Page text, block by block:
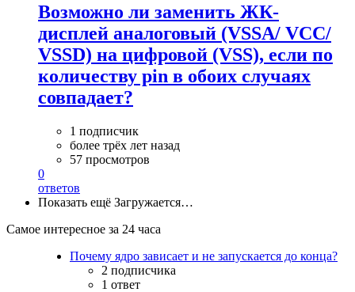
Возможно ли заменить ЖК-
дисплей аналоговый (VSSA/ VCC/
VSSD) на цифровой (VSS), если по
количеству pin в обоих случаях
совпадает?
1 подписчик
более трёх лет назад
57 просмотров
0
ответов
Показать ещё Загружается…
Самое интересное за 24 часа
Почему ядро зависает и не запускается до конца?
2 подписчика
1 ответ